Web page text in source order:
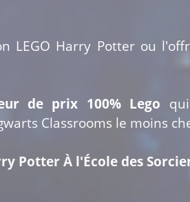
LEGO Harry Potter ou
de prix 100% Lego
Classrooms le moins
Potter À l'École des